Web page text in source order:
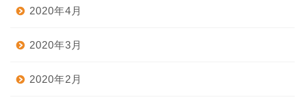
2020年4月
2020年3月
2020年2月